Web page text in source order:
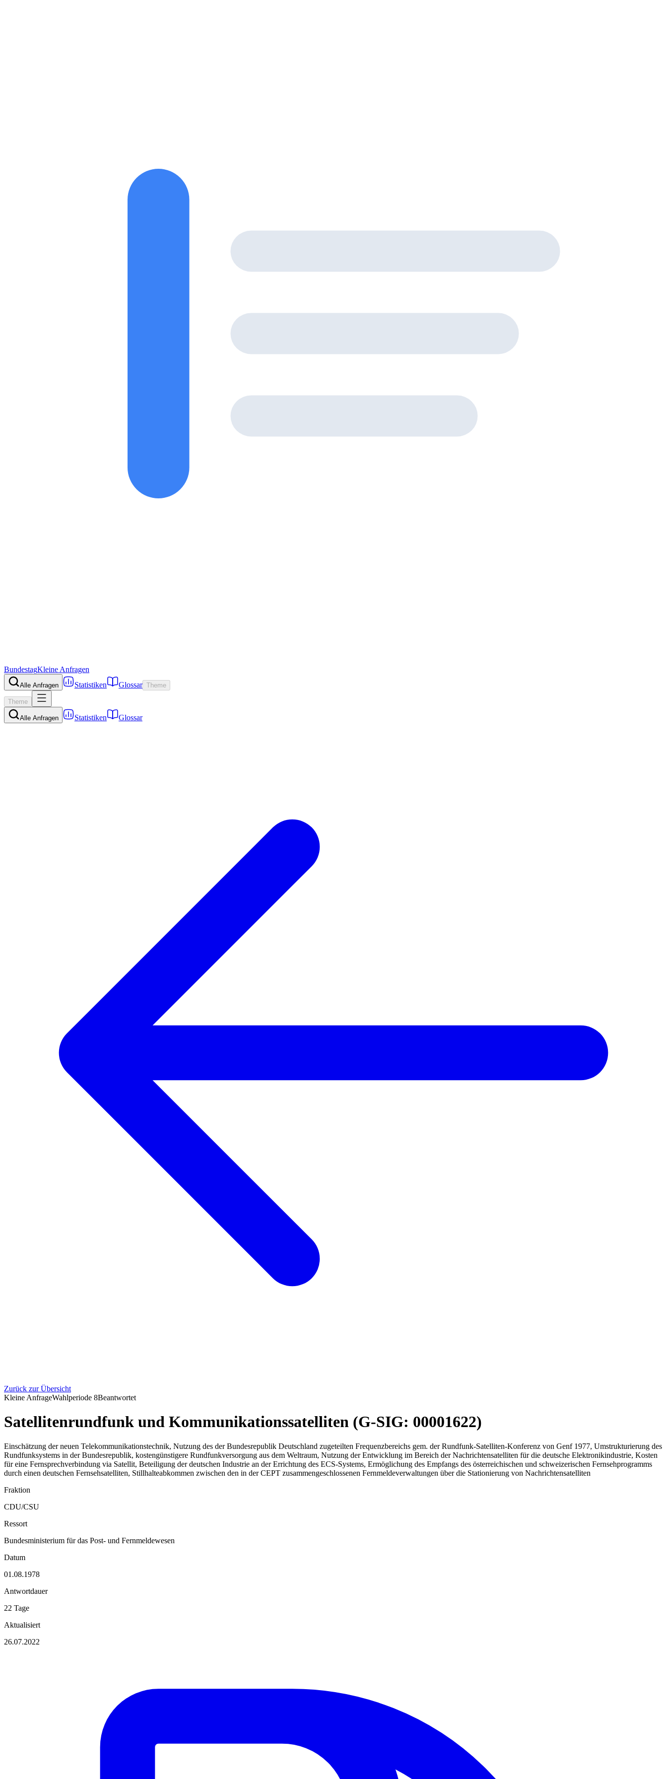
BundestagKleine Anfragen
Alle Anfragen Statistiken Glossar Theme
Theme
Alle Anfragen Statistiken Glossar
Zurück zur Übersicht
Kleine AnfrageWahlperiode 8Beantwortet
Satellitenrundfunk und Kommunikationssatelliten (G-SIG: 00001622)
Einschätzung der neuen Telekommunikationstechnik, Nutzung des der Bundesrepublik Deutschland zugeteilten Frequenzbereichs gem. der Rundfunk-Satelliten-Konferenz von Genf 1977, Umstrukturierung des
Rundfunksystems in der Bundesrepublik, kostengünstigere Rundfunkversorgung aus dem Weltraum, Nutzung der Entwicklung im Bereich der Nachrichtensatelliten für die deutsche Elektronikindustrie, Kosten
für eine Fernsprechverbindung via Satellit, Beteiligung der deutschen Industrie an der Errichtung des ECS-Systems, Ermöglichung des Empfangs des österreichischen und schweizerischen Fernsehprogramms
durch einen deutschen Fernsehsatelliten, Stillhalteabkommen zwischen den in der CEPT zusammengeschlossenen Fernmeldeverwaltungen über die Stationierung von Nachrichtensatelliten
Fraktion
CDU/CSU
Ressort
Bundesministerium für das Post- und Fernmeldewesen
Datum
01.08.1978
Antwortdauer
22 Tage
Aktualisiert
26.07.2022